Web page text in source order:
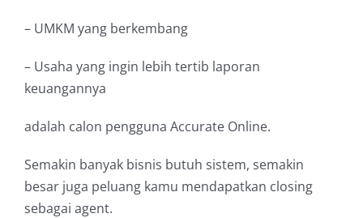
– UMKM yang berkembang
– Usaha yang ingin lebih tertib laporan
keuangannya
adalah calon pengguna Accurate Online.
Semakin banyak bisnis butuh sistem, semakin
besar juga peluang kamu mendapatkan closing
sebagai agent.